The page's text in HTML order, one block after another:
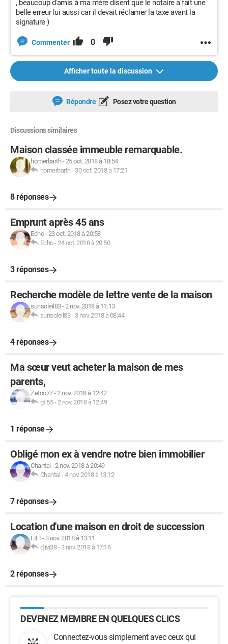
, beaucoup d’amis à ma mère disent que le notaire a fait une
belle erreur lui aussi car il devait réclamer la taxe avant la
signature )
Commenter 0
Afficher toute la discussion
Répondre Posez votre question
Discussions similaires
Maison classée immeuble remarquable.
homerbarth-25 oct. 2018 à 18:54
homerbarth- 30 oct. 2018 à 17:21
8 réponses
Emprunt après 45 ans
Echo-23 oct. 2018 à 20:58
Echo-24 oct. 2018 à 20:50
3 réponses
Recherche modèle de lettre vente de la maison
sunsoleil83-2 nov. 2018 à 11:13
sunsoleil83- 3 nov. 2018 à 08:44
4 réponses
Ma sœur veut acheter la maison de mes
parents,
Zetco77-2 nov. 2018 à 12:42
gt.55-2 nov. 2018 à 12:49
1 réponse
Obligé mon ex à vendre notre bien immobilier
Chantal -2 nov. 2018 à 20:49
Chantal -4 nov. 2018 à 13:12
7 réponses
Location d'une maison en droit de succession
LILI - 3 nov. 2018 à 13:11
djivi38- 3 nov. 2018 à 17:16
2 réponses
DEVENEZ MEMBRE EN QUELQUES CLICS
Connectez-vous simplement avec ceux qui